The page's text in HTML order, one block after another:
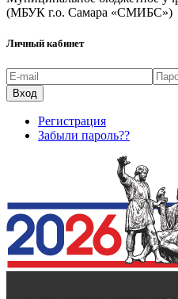
(МБУК г.о. Самара «СМИБС»)
Личный кабинет
Регистрация
Забыли пароль??